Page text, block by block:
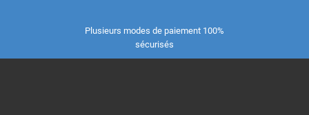
Plusieurs modes de paiement 100%
sécurisés